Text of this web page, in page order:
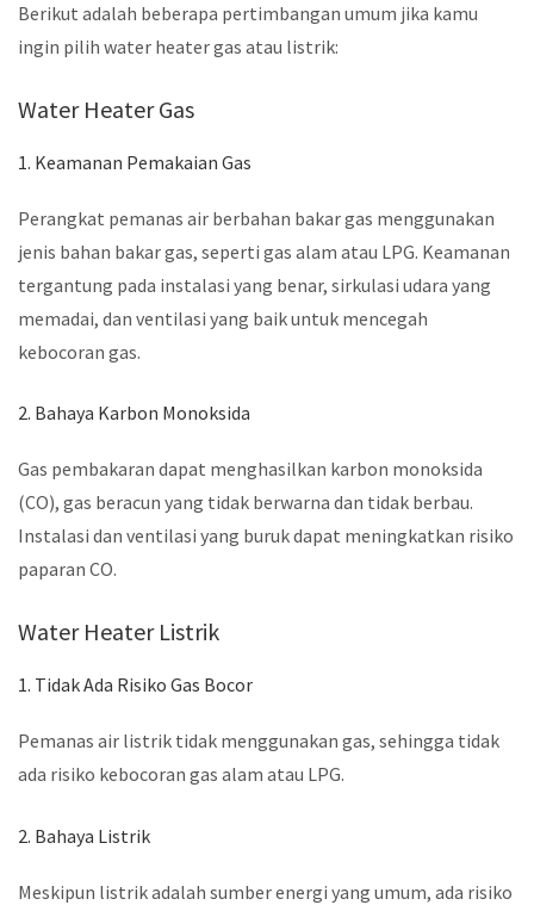
Berikut adalah beberapa pertimbangan umum jika kamu
ingin pilih water heater gas atau listrik:
Water Heater Gas
1. Keamanan Pemakaian Gas
Perangkat pemanas air berbahan bakar gas menggunakan
jenis bahan bakar gas, seperti gas alam atau LPG. Keamanan
tergantung pada instalasi yang benar, sirkulasi udara yang
memadai, dan ventilasi yang baik untuk mencegah
kebocoran gas.
2. Bahaya Karbon Monoksida
Gas pembakaran dapat menghasilkan karbon monoksida
(CO), gas beracun yang tidak berwarna dan tidak berbau.
Instalasi dan ventilasi yang buruk dapat meningkatkan risiko
paparan CO.
Water Heater Listrik
1. Tidak Ada Risiko Gas Bocor
Pemanas air listrik tidak menggunakan gas, sehingga tidak
ada risiko kebocoran gas alam atau LPG.
2. Bahaya Listrik
Meskipun listrik adalah sumber energi yang umum, ada risiko